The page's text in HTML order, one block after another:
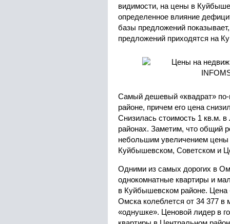
видимости, на цены в
определенное влияние
базы предложений
предложений приходятся на
Самый дешевый «квадрат»
районе, причем его цена
Снизилась стоимость 1 кв.м.
районах. Заметим, что общий
небольшим увеличением цены
Куйбышевском, Советском и
Одними из самых дорогих в
однокомнатные квартиры и
в Куйбышевском районе. Цена
Омска колеблется от 34 377 в
«однушке». Ценовой лидер в